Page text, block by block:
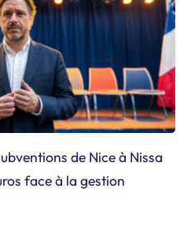
de Nice à Nissa
face à la gestion